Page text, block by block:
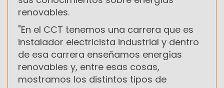
renovables.
"En el CCT tenemos una carrera que es
instalador electricista industrial y dentro
de esa carrera enseñamos energías
renovables y, entre esas cosas,
mostramos los distintos tipos de